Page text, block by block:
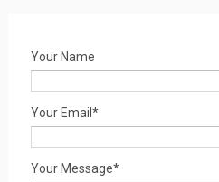
Your Name
Your Email*
Your Message*